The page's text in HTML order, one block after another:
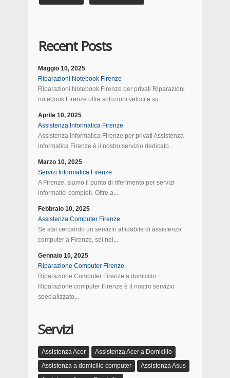
Recent Posts
Maggio 10, 2025
Riparazioni Notebook Firenze
Riparazioni Notebook Firenze per privati Riparazioni
notebook Firenze offre soluzioni veloci e su...
Aprile 10, 2025
Assistenza Informatica Firenze
Assistenza Informatica Firenze per privati Assistenza
informatica Firenze è il nostro servizio dedicato...
Marzo 10, 2025
Servizi Informatica Firenze
A Firenze, siamo il punto di riferimento per servizi
informatici completi. Oltre a...
Febbraio 10, 2025
Assistenza Computer Firenze
Se stai cercando un servizio affidabile di assistenza
computer a Firenze, sei nel...
Gennaio 10, 2025
Riparazione Computer Firenze
Riparazione Computer Firenze a domicilio
Riparazione computer Firenze è il nostro servizio
specializzato...
Servizi
Assistenza Acer
Assistenza Acer a Domicilio
Assistenza a domicilio computer
Assistenza Asus